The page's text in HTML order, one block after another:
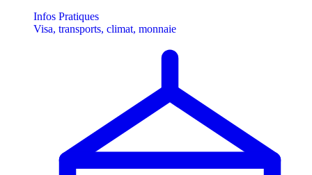
Infos Pratiques
Visa, transports, climat, monnaie